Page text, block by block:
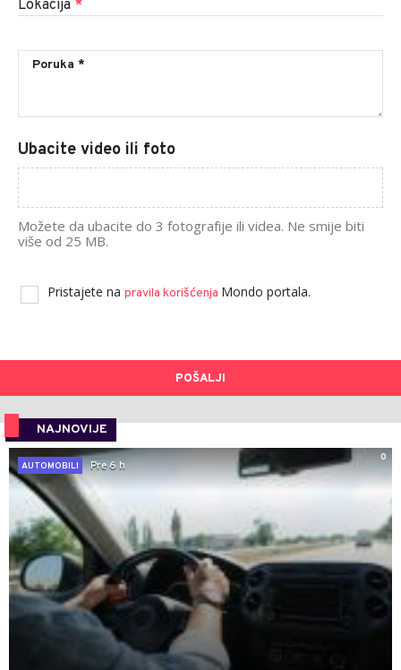
Lokacija *
Ubacite video ili foto
Možete da ubacite do 3 fotografije ili videa. Ne smije biti
više od 25 MB.
Pristajete na pravila korišćenja Mondo portala.
POŠALJI
NAJNOVIJE
0
AUTOMOBILI
Pre 6 h